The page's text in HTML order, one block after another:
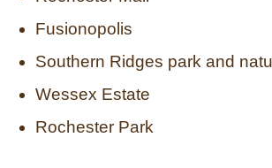
Fusionopolis
Southern Ridges park and
Wessex Estate
Rochester Park